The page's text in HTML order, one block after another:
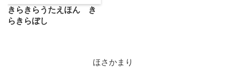
きらきらうたえほん き
らきらぼし
ほさかまり